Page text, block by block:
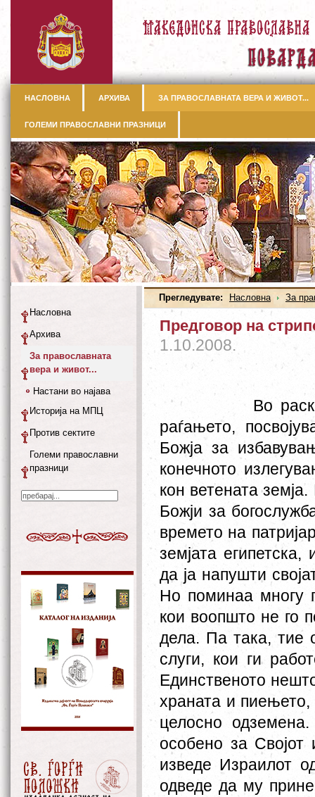
НАСЛОВНА АРХИВА ЗА ПРАВОСЛАВНАТА ВЕРА И ЖИВОТ...
ГОЛЕМИ ПРАВОСЛАВНИ ПРАЗНИЦИ
Прегледувате: Насловна За
Предговор на
1.10.2008.
Во расказот
раѓањето,
Божја за
конечното
кон ветената
Божји за
времето на
земјата
да ја напушти
Но поминаа многу
кои воопшто не го
дела. Па така, тие
слуги, кои ги
Единственото
храната и
целосно
особено за Својот
изведе Израилот
одведе да му
Насловна
Архива
За православната
вера и живот...
Настани во најава
Историја на МПЦ
Против сектите
Големи православни
празници